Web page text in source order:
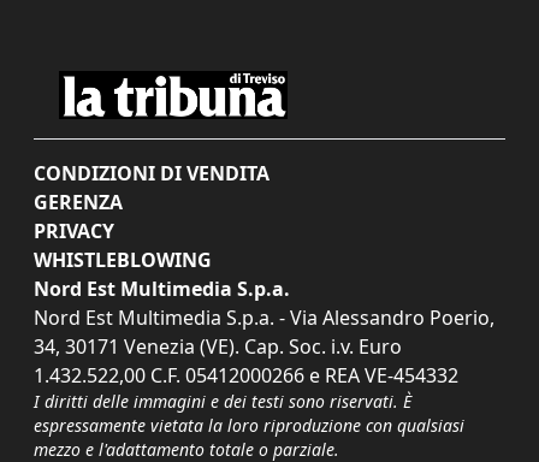
CONDIZIONI DI VENDITA
GERENZA
PRIVACY
WHISTLEBLOWING
Nord Est Multimedia S.p.a.
Nord Est Multimedia S.p.a. - Via Alessandro Poerio,
34, 30171 Venezia (VE). Cap. Soc. i.v. Euro
1.432.522,00 C.F. 05412000266 e REA VE-454332
I diritti delle immagini e dei testi sono riservati. È
espressamente vietata la loro riproduzione con qualsiasi
mezzo e l'adattamento totale o parziale.